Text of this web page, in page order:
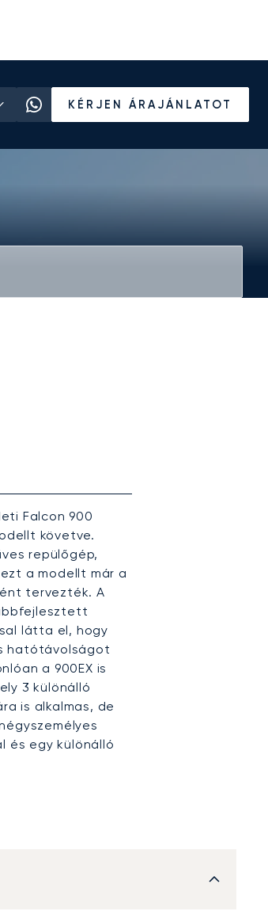
KÉRJEN ÁRAJÁNLATOT
Falcon 900
követve.
repülőgép,
a modellt már a
tervezték. A
látta el, hogy
hatótávolságot
a 900EX is
3 különálló
is alkalmas, de
és egy különálló